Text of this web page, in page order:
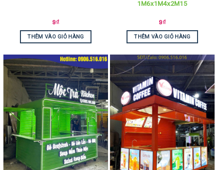
9₫
THÊM VÀO GIỎ HÀNG
1M6x1M4x2M15
9₫
THÊM VÀO GIỎ HÀNG